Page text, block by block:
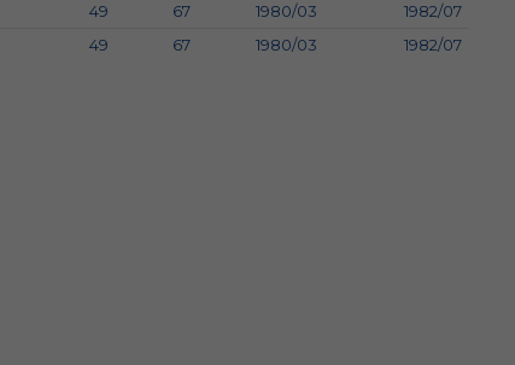
49 67 1980/03
1982/07
49 67 1980/03 1982/07